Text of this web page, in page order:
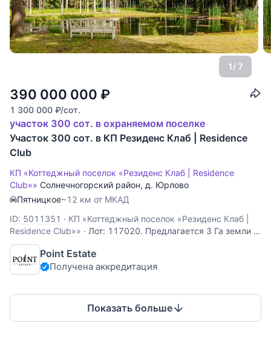
1/ 7
390 000 000 ₽
1 300 000 ₽/сот.
участок 300 сот. в охраняемом поселке
Участок 300 сот. в КП Резиденс Клаб | Residence
Club
КП «Коттеджный поселок «Резиденс Клаб | Residence
Club»» Солнечногорский район, д. Юрлово
Пятницкое~12 км от МКАД
ID: 5011351 · КП «Коттеджный поселок «Резиденс Клаб |
Residence Club»» · Лот: 117020. Предлагается 3 Га земли в
элитном коттеджном поселке "Резиденс Клаб" - из них 2.3
Га в Аренде, 0.7 Га ИЖС в собственности. Общая площадь
коттеджного поселка "Резиденс" составляет 10, 5 га. На
Point Estate
Получена аккредитация
Показать больше